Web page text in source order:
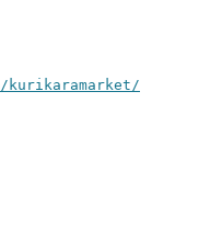
kurikaramarket/